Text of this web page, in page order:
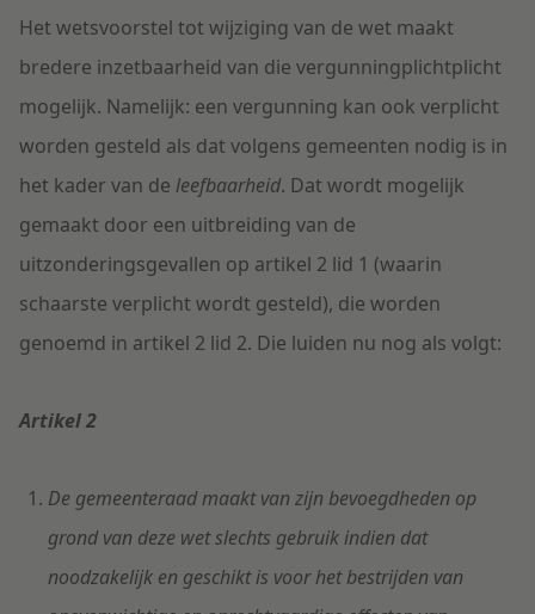
Het wetsvoorstel tot wijziging van de wet maakt
bredere inzetbaarheid van die vergunningplichtplicht
mogelijk. Namelijk: een vergunning kan ook verplicht
worden gesteld als dat volgens gemeenten nodig is in
het kader van de leefbaarheid. Dat wordt mogelijk
gemaakt door een uitbreiding van de
uitzonderingsgevallen op artikel 2 lid 1 (waarin
schaarste verplicht wordt gesteld), die worden
genoemd in artikel 2 lid 2. Die luiden nu nog als volgt:
Artikel 2
De gemeenteraad maakt van zijn bevoegdheden op
grond van deze wet slechts gebruik indien dat
noodzakelijk en geschikt is voor het bestrijden van